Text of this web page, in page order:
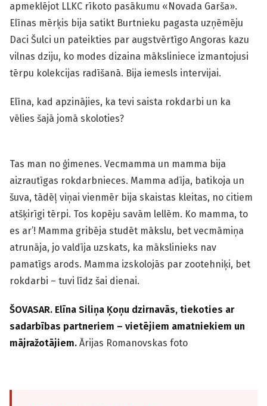
apmeklējot LLKC rīkoto pasākumu «Novada Garša».
Elīnas mērķis bija satikt Burtnieku pagasta uzņēmēju
Daci Šulci un pateikties par augstvērtīgo Angoras kazu
vilnas dziju, ko modes dizaina māksliniece izmantojusi
tērpu kolekcijas radīšanā. Bija iemesls intervijai.
Elīna, kad apzinājies, ka tevi saista rokdarbi un ka
vēlies šajā jomā skoloties?
Tas man no ģimenes. Vecmamma un mamma bija
aizrautīgas rokdarbnieces. Mamma adīja, batikoja un
šuva, tādēļ viņai vienmēr bija skaistas kleitas, no citiem
atšķirīgi tērpi. Tos kopēju savām lellēm. Ko mamma, to
es ar’! Mamma gribēja studēt mākslu, bet vecmāmiņa
atrunāja, jo valdīja uzskats, ka mākslinieks nav
pamatīgs arods. Mamma izskolojās par zootehniķi, bet
rokdarbi – tuvi līdz šai dienai.
ŠOVASAR. Elīna Siliņa Ķoņu dzirnavās, tiekoties ar
sadarbības partneriem – vietējiem amatniekiem un
mājražotājiem. Ārijas Romanovskas foto